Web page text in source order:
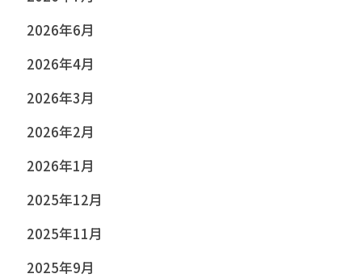
2026年6月
2026年4月
2026年3月
2026年2月
2026年1月
2025年12月
2025年11月
2025年9月